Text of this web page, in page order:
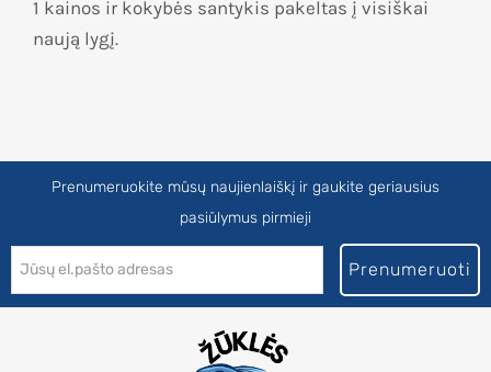
1 kainos ir kokybės santykis pakeltas į visiškai
naują lygį.
Prenumeruokite mūsų naujienlaiškį ir gaukite geriausius
pasiūlymus pirmieji
Prenumeruoti